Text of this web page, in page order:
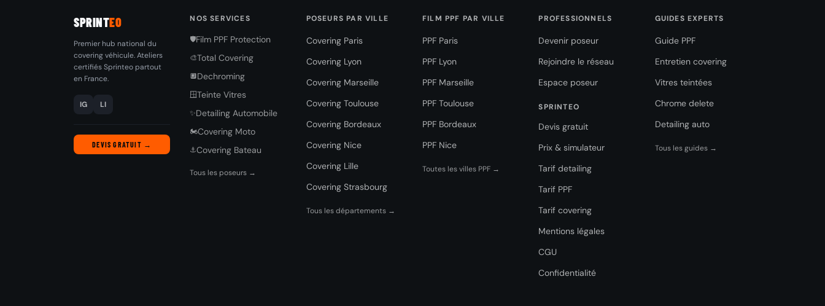
SPRINTEO
Premier hub national du
covering véhicule. Ateliers
certifiés Sprinteo partout
en France.
IG LI
DEVIS GRATUIT →
NOS SERVICES
🛡️Film PPF Protection
🎨Total Covering
🔲Dechroming
🪟Teinte Vitres
✨Detailing Automobile
🏍️Covering Moto
⚓Covering Bateau
Tous les poseurs →
POSEURS PAR VILLE
Covering Paris
Covering Lyon
Covering Marseille
Covering Toulouse
Covering Bordeaux
Covering Nice
Covering Lille
Covering Strasbourg
Tous les départements →
FILM PPF PAR VILLE
PPF Paris
PPF Lyon
PPF Marseille
PPF Toulouse
PPF Bordeaux
PPF Nice
Toutes les villes PPF →
PROFESSIONNELS
Devenir poseur
Rejoindre le réseau
Espace poseur
SPRINTEO
Devis gratuit
Prix & simulateur
Tarif detailing
Tarif PPF
Tarif covering
Mentions légales
CGU
Confidentialité
GUIDES EXPERTS
Guide PPF
Entretien covering
Vitres teintées
Chrome delete
Detailing auto
Tous les guides →